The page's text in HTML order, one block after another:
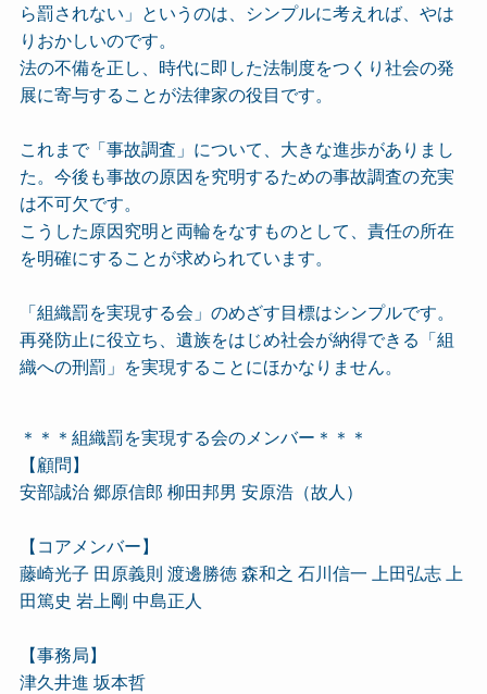
ら罰されない」というのは、シンプルに考えれば、やは
りおかしいのです。
法の不備を正し、時代に即した法制度をつくり社会の発
展に寄与することが法律家の役目です。
これまで「事故調査」について、大きな進歩がありまし
た。今後も事故の原因を究明するための事故調査の充実
は不可欠です。
こうした原因究明と両輪をなすものとして、責任の所在
を明確にすることが求められています。
「組織罰を実現する会」のめざす目標はシンプルです。
再発防止に役立ち、遺族をはじめ社会が納得できる「組
織への刑罰」を実現することにほかなりません。
＊＊＊組織罰を実現する会のメンバー＊＊＊
【顧問】
安部誠治 郷原信郎 柳田邦男 安原浩（故人）
【コアメンバー】
藤崎光子 田原義則 渡邊勝徳 森和之 石川信一 上田弘志 上
田篤史 岩上剛 中島正人
【事務局】
津久井進 坂本哲